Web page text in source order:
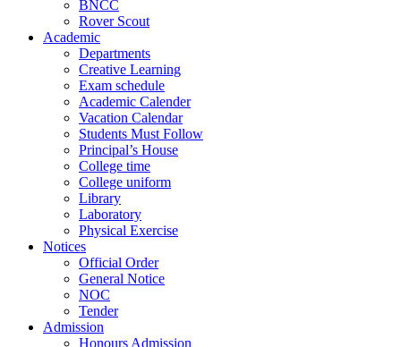
BNCC
Rover Scout
Academic
Departments
Creative Learning
Exam schedule
Academic Calender
Vacation Calendar
Students Must Follow
Principal’s House
College time
College uniform
Library
Laboratory
Physical Exercise
Notices
Official Order
General Notice
NOC
Tender
Admission
Honours Admission